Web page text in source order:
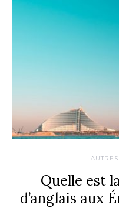
Quelle est
d’anglais aux